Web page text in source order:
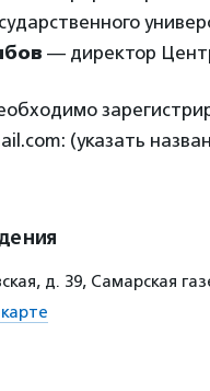
— директор
(указать
д. 39, Самарская